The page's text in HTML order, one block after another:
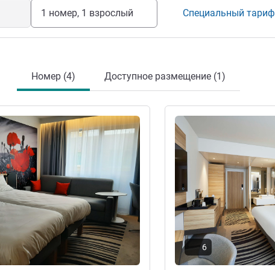
исторического квартала различные
музей «На полях Фландрии»,
1 номер, 1 взрослый Специальный тариф
Номер (4) Доступное размещение (1)
Подробная информация
6